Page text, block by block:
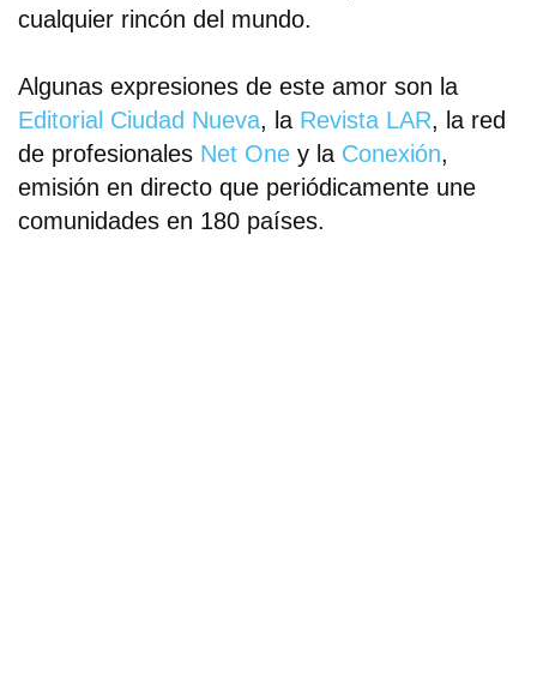
cualquier rincón del mundo.
Algunas expresiones de este amor son la
Editorial Ciudad Nueva, la Revista LAR, la red
de profesionales Net One y la Conexión,
emisión en directo que periódicamente une
comunidades en 180 países.